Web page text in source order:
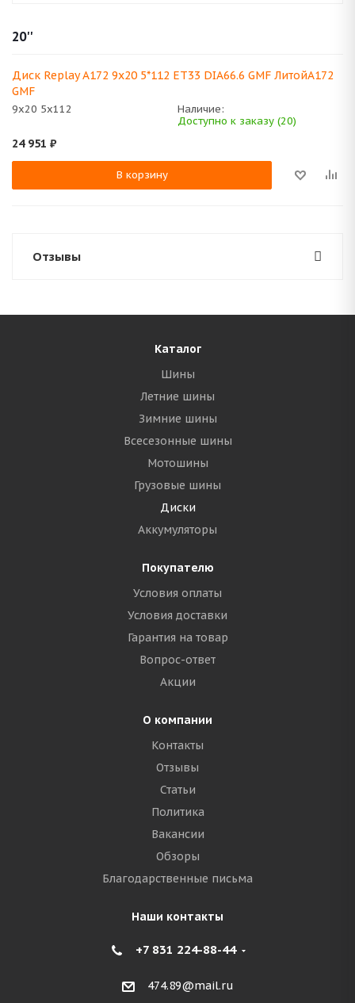
20''
Диск Replay A172 9x20 5*112 ET33 DIA66.6 GMF ЛитойA172
GMF
9x20 5x112
Наличие:
Доступно к заказу (20)
24 951 ₽
В корзину
Отзывы
Каталог
Шины
Летние шины
Зимние шины
Всесезонные шины
Мотошины
Грузовые шины
Диски
Аккумуляторы
Покупателю
Условия оплаты
Условия доставки
Гарантия на товар
Вопрос-ответ
Акции
О компании
Контакты
Отзывы
Статьи
Политика
Вакансии
Обзоры
Благодарственные письма
Наши контакты
+7 831 224-88-44
474.89@mail.ru